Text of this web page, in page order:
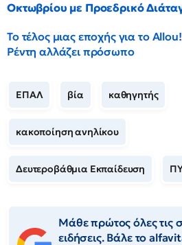
Οκτωβρίου με Προεδρικό
Το τέλος μιας εποχής για το
Ρέντη αλλάζει πρόσωπο
ΕΠΑΛ βία καθηγητής
κακοποίηση ανηλίκου
Δευτεροβάθμια Εκπαίδευση
Μάθε πρώτος όλες τις
ειδήσεις. Βάλε το